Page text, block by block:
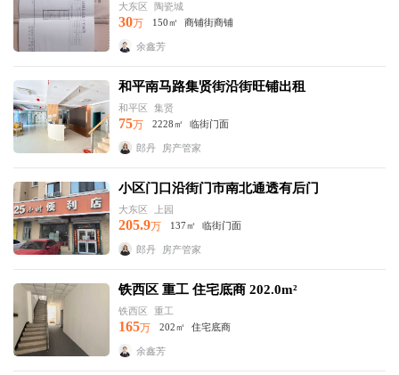
大东区 陶瓷城
30万 150㎡ 商铺街商铺
余鑫芳
和平南马路集贤街沿街旺铺出租
和平区 集贤
75万 2228㎡ 临街门面
郎丹 房产管家
小区门口沿街门市南北通透有后门
大东区 上园
205.9万 137㎡ 临街门面
郎丹 房产管家
铁西区 重工 住宅底商 202.0m²
铁西区 重工
165万 202㎡ 住宅底商
余鑫芳